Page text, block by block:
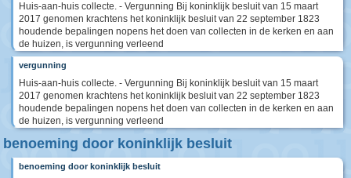
Huis-aan-huis collecte. - Vergunning Bij koninklijk besluit van 15 maart
2017 genomen krachtens het koninklijk besluit van 22 september 1823
houdende bepalingen nopens het doen van collecten in de kerken en aan
de huizen, is vergunning verleend
vergunning
Huis-aan-huis collecte. - Vergunning Bij koninklijk besluit van 15 maart
2017 genomen krachtens het koninklijk besluit van 22 september 1823
houdende bepalingen nopens het doen van collecten in de kerken en aan
de huizen, is vergunning verleend
benoeming door koninklijk besluit
benoeming door koninklijk besluit